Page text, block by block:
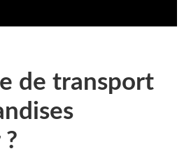
de transport